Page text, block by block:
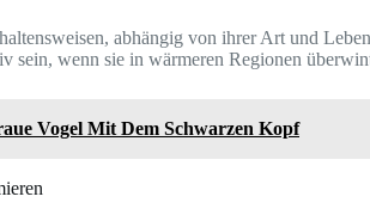
abhängig von ihrer Art und
sein, wenn sie in wärmeren Regionen
Vogel Mit Dem Schwarzen Kopf